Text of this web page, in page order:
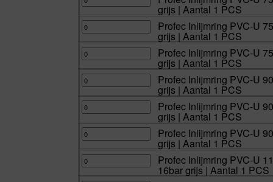
PCS
aantal
grijs
L1
Aantal
1
PCS
lijmspie
x
16bar
grijs
|
10
PCS
aantal
mm
x
mm
lijmspie
x
16bar
grijs
|
10
PCS
aantal
Inlijmring
PVC-
75
mm
x
mm
lijmspie
x
16bar
grijs
|
1
PCS
aantal
grijs | Aantal 1 PCS
Profec
Inlijmring
PVC-
75
mm
x
mm
lijmspie
x
16bar
grijs
|
1
PCS
aantal
Profec Inlijmring PVC-U
grijs | Aantal 1 PCS
Profec
Inlijmring
PVC-
75
mm
x
mm
lijmspie
x
16bar
grijs
|
1
PCS
aantal
Profec Inlijmring PVC-U
grijs | Aantal 1 PCS
Profec
Inlijmring
PVC-
90
mm
x
mm
lijmspie
x
16bar
grijs
|
Profec Inlijmring PVC-U
grijs | Aantal 1 PCS
Profec
Inlijmring
PVC-
90
mm
x
mm
lijmspie
x
Profec Inlijmring PVC-U
grijs | Aantal 1 PCS
Profec
Inlijmring
PVC-
90
mm
x
Profec Inlijmring PVC-U
grijs | Aantal 1 PCS
Profec
Inlijmring
PVC-
Profec Inlijmring PVC-U
16bar grijs | Aantal 1 PCS